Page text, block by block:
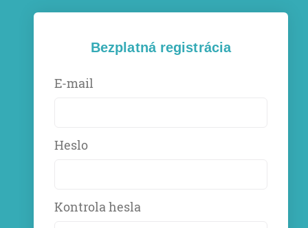
Bezplatná registrácia
E-mail
Heslo
Kontrola hesla